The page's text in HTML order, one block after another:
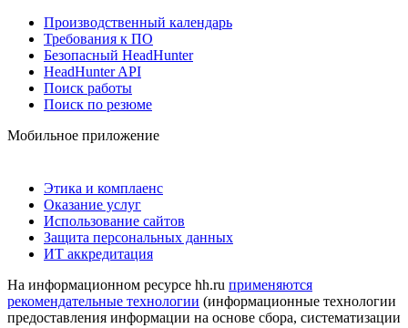
Производственный календарь
Требования к ПО
Безопасный HeadHunter
HeadHunter API
Поиск работы
Поиск по резюме
Мобильное приложение
Этика и комплаенс
Оказание услуг
Использование сайтов
Защита персональных данных
ИТ аккредитация
На информационном ресурсе hh.ru применяются
рекомендательные технологии (информационные технологии
предоставления информации на основе сбора, систематизации